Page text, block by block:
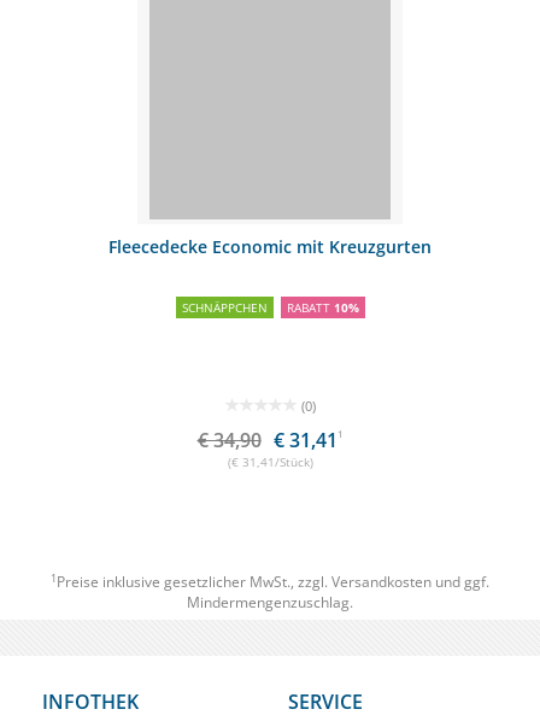
Fleecedecke Economic mit Kreuzgurten
SCHNÄPPCHEN RABATT 10%
(0)
€ 34,90 € 31,41 1
(€ 31,41/Stück)
1 Preise inklusive gesetzlicher MwSt., zzgl. Versandkosten und ggf.
Mindermengenzuschlag.
INFOTHEK SERVICE